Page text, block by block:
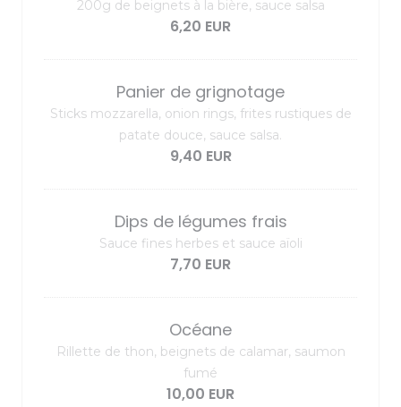
200g de beignets à la bière, sauce salsa
6,20 EUR
Panier de grignotage
Sticks mozzarella, onion rings, frites rustiques de
patate douce, sauce salsa.
9,40 EUR
Dips de légumes frais
Sauce fines herbes et sauce aïoli
7,70 EUR
Océane
Rillette de thon, beignets de calamar, saumon
fumé
10,00 EUR